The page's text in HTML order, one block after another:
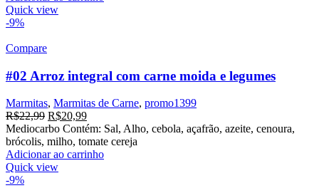
R$22,99.
Quick view
-9%
Compare
#02 Arroz integral com carne moida e legumes
Marmitas, Marmitas de Carne, promo1399
R$22,99 O
preço
original
era:
R$22,99.
R$20,99O
preço
atual
é:
Mediocarbo Contém: Sal, Alho, cebola, açafrão, azeite, cenoura,
brócolis, milho, tomate cereja
Adicionar ao carrinho
Quick view
-9%